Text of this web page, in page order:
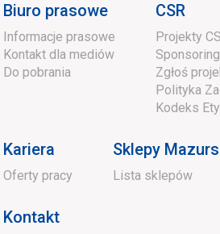
Biuro prasowe
Informacje prasowe
Kontakt dla mediów
Do pobrania
CSR
Projekty
Sponsoring
Zgłoś
Polityka
Kodeks
Kariera
Oferty pracy
Sklepy
Lista sklepów
Kontakt